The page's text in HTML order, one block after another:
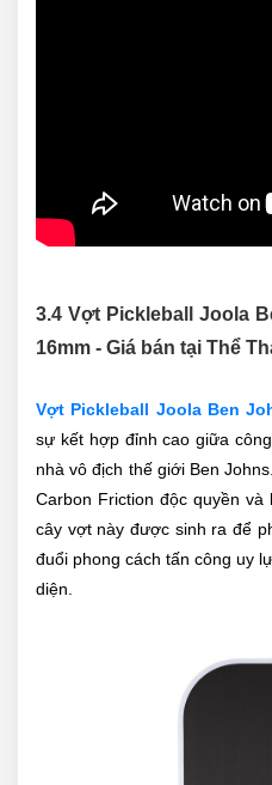
3.4 Vợt Pickleball Joola
16mm - Giá bán tại Thể
Vợt Pickleball Joola Ben
sự kết hợp đỉnh cao giữa
nhà vô địch thế giới Ben
Carbon Friction độc quyền và
cây vợt này được sinh ra để
đuổi phong cách tấn công uy
diện.